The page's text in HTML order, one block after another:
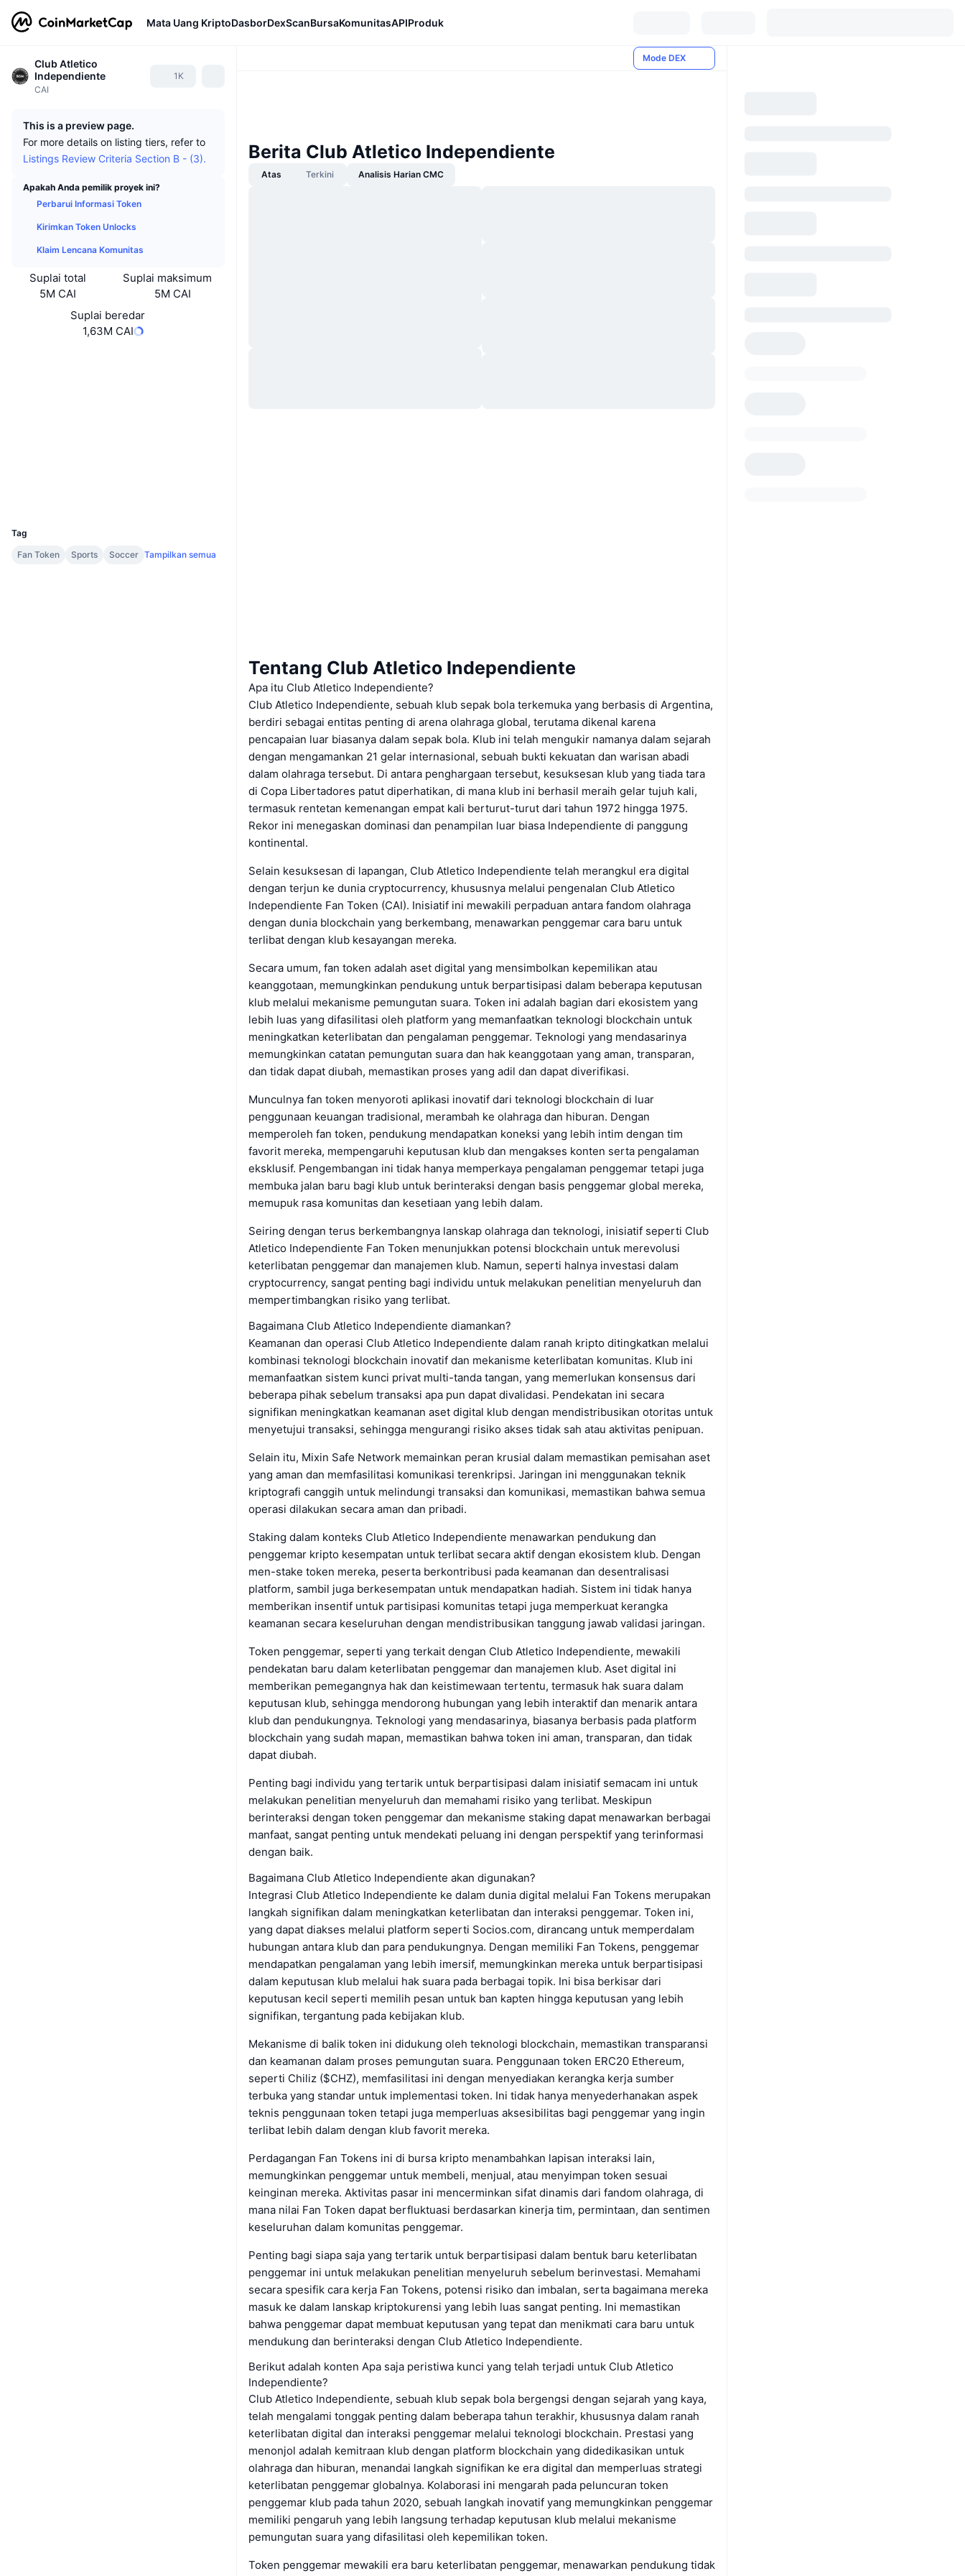
Mata Uang KriptoDasborDexScanBursaKomunitasAPIProduk
Club Atletico
Independiente
CAI
1K
This is a preview page.
For more details on listing tiers, refer to
Listings Review Criteria Section B - (3).
Apakah Anda pemilik proyek ini?
Perbarui Informasi Token
Kirimkan Token Unlocks
Klaim Lencana Komunitas
Suplai total
5M CAI
Suplai maksimum
5M CAI
Suplai beredar
1,63M CAI
Tag
Fan Token
Sports Soccer Tampilkan semua
Mode DEX
Berita Club Atletico Independiente
Atas Terkini Analisis Harian CMC
Tentang Club Atletico Independiente
Apa itu Club Atletico Independiente?
Club Atletico Independiente, sebuah klub sepak bola terkemuka yang berbasis di Argentina,
berdiri sebagai entitas penting di arena olahraga global, terutama dikenal karena
pencapaian luar biasanya dalam sepak bola. Klub ini telah mengukir namanya dalam sejarah
dengan mengamankan 21 gelar internasional, sebuah bukti kekuatan dan warisan abadi
dalam olahraga tersebut. Di antara penghargaan tersebut, kesuksesan klub yang tiada tara
di Copa Libertadores patut diperhatikan, di mana klub ini berhasil meraih gelar tujuh kali,
termasuk rentetan kemenangan empat kali berturut-turut dari tahun 1972 hingga 1975.
Rekor ini menegaskan dominasi dan penampilan luar biasa Independiente di panggung
kontinental.
Selain kesuksesan di lapangan, Club Atletico Independiente telah merangkul era digital
dengan terjun ke dunia cryptocurrency, khususnya melalui pengenalan Club Atletico
Independiente Fan Token (CAI). Inisiatif ini mewakili perpaduan antara fandom olahraga
dengan dunia blockchain yang berkembang, menawarkan penggemar cara baru untuk
terlibat dengan klub kesayangan mereka.
Secara umum, fan token adalah aset digital yang mensimbolkan kepemilikan atau
keanggotaan, memungkinkan pendukung untuk berpartisipasi dalam beberapa keputusan
klub melalui mekanisme pemungutan suara. Token ini adalah bagian dari ekosistem yang
lebih luas yang difasilitasi oleh platform yang memanfaatkan teknologi blockchain untuk
meningkatkan keterlibatan dan pengalaman penggemar. Teknologi yang mendasarinya
memungkinkan catatan pemungutan suara dan hak keanggotaan yang aman, transparan,
dan tidak dapat diubah, memastikan proses yang adil dan dapat diverifikasi.
Munculnya fan token menyoroti aplikasi inovatif dari teknologi blockchain di luar
penggunaan keuangan tradisional, merambah ke olahraga dan hiburan. Dengan
memperoleh fan token, pendukung mendapatkan koneksi yang lebih intim dengan tim
favorit mereka, mempengaruhi keputusan klub dan mengakses konten serta pengalaman
eksklusif. Pengembangan ini tidak hanya memperkaya pengalaman penggemar tetapi juga
membuka jalan baru bagi klub untuk berinteraksi dengan basis penggemar global mereka,
memupuk rasa komunitas dan kesetiaan yang lebih dalam.
Seiring dengan terus berkembangnya lanskap olahraga dan teknologi, inisiatif seperti Club
Atletico Independiente Fan Token menunjukkan potensi blockchain untuk merevolusi
keterlibatan penggemar dan manajemen klub. Namun, seperti halnya investasi dalam
cryptocurrency, sangat penting bagi individu untuk melakukan penelitian menyeluruh dan
mempertimbangkan risiko yang terlibat.
Bagaimana Club Atletico Independiente diamankan?
Keamanan dan operasi Club Atletico Independiente dalam ranah kripto ditingkatkan melalui
kombinasi teknologi blockchain inovatif dan mekanisme keterlibatan komunitas. Klub ini
memanfaatkan sistem kunci privat multi-tanda tangan, yang memerlukan konsensus dari
beberapa pihak sebelum transaksi apa pun dapat divalidasi. Pendekatan ini secara
signifikan meningkatkan keamanan aset digital klub dengan mendistribusikan otoritas untuk
menyetujui transaksi, sehingga mengurangi risiko akses tidak sah atau aktivitas penipuan.
Selain itu, Mixin Safe Network memainkan peran krusial dalam memastikan pemisahan aset
yang aman dan memfasilitasi komunikasi terenkripsi. Jaringan ini menggunakan teknik
kriptografi canggih untuk melindungi transaksi dan komunikasi, memastikan bahwa semua
operasi dilakukan secara aman dan pribadi.
Staking dalam konteks Club Atletico Independiente menawarkan pendukung dan
penggemar kripto kesempatan untuk terlibat secara aktif dengan ekosistem klub. Dengan
men-stake token mereka, peserta berkontribusi pada keamanan dan desentralisasi
platform, sambil juga berkesempatan untuk mendapatkan hadiah. Sistem ini tidak hanya
memberikan insentif untuk partisipasi komunitas tetapi juga memperkuat kerangka
keamanan secara keseluruhan dengan mendistribusikan tanggung jawab validasi jaringan.
Token penggemar, seperti yang terkait dengan Club Atletico Independiente, mewakili
pendekatan baru dalam keterlibatan penggemar dan manajemen klub. Aset digital ini
memberikan pemegangnya hak dan keistimewaan tertentu, termasuk hak suara dalam
keputusan klub, sehingga mendorong hubungan yang lebih interaktif dan menarik antara
klub dan pendukungnya. Teknologi yang mendasarinya, biasanya berbasis pada platform
blockchain yang sudah mapan, memastikan bahwa token ini aman, transparan, dan tidak
dapat diubah.
Penting bagi individu yang tertarik untuk berpartisipasi dalam inisiatif semacam ini untuk
melakukan penelitian menyeluruh dan memahami risiko yang terlibat. Meskipun
berinteraksi dengan token penggemar dan mekanisme staking dapat menawarkan berbagai
manfaat, sangat penting untuk mendekati peluang ini dengan perspektif yang terinformasi
dengan baik.
Bagaimana Club Atletico Independiente akan digunakan?
Integrasi Club Atletico Independiente ke dalam dunia digital melalui Fan Tokens merupakan
langkah signifikan dalam meningkatkan keterlibatan dan interaksi penggemar. Token ini,
yang dapat diakses melalui platform seperti Socios.com, dirancang untuk memperdalam
hubungan antara klub dan para pendukungnya. Dengan memiliki Fan Tokens, penggemar
mendapatkan pengalaman yang lebih imersif, memungkinkan mereka untuk berpartisipasi
dalam keputusan klub melalui hak suara pada berbagai topik. Ini bisa berkisar dari
keputusan kecil seperti memilih pesan untuk ban kapten hingga keputusan yang lebih
signifikan, tergantung pada kebijakan klub.
Mekanisme di balik token ini didukung oleh teknologi blockchain, memastikan transparansi
dan keamanan dalam proses pemungutan suara. Penggunaan token ERC20 Ethereum,
seperti Chiliz ($CHZ), memfasilitasi ini dengan menyediakan kerangka kerja sumber
terbuka yang standar untuk implementasi token. Ini tidak hanya menyederhanakan aspek
teknis penggunaan token tetapi juga memperluas aksesibilitas bagi penggemar yang ingin
terlibat lebih dalam dengan klub favorit mereka.
Perdagangan Fan Tokens ini di bursa kripto menambahkan lapisan interaksi lain,
memungkinkan penggemar untuk membeli, menjual, atau menyimpan token sesuai
keinginan mereka. Aktivitas pasar ini mencerminkan sifat dinamis dari fandom olahraga, di
mana nilai Fan Token dapat berfluktuasi berdasarkan kinerja tim, permintaan, dan sentimen
keseluruhan dalam komunitas penggemar.
Penting bagi siapa saja yang tertarik untuk berpartisipasi dalam bentuk baru keterlibatan
penggemar ini untuk melakukan penelitian menyeluruh sebelum berinvestasi. Memahami
secara spesifik cara kerja Fan Tokens, potensi risiko dan imbalan, serta bagaimana mereka
masuk ke dalam lanskap kriptokurensi yang lebih luas sangat penting. Ini memastikan
bahwa penggemar dapat membuat keputusan yang tepat dan menikmati cara baru untuk
mendukung dan berinteraksi dengan Club Atletico Independiente.
Berikut adalah konten Apa saja peristiwa kunci yang telah terjadi untuk Club Atletico
Independiente?
Club Atletico Independiente, sebuah klub sepak bola bergengsi dengan sejarah yang kaya,
telah mengalami tonggak penting dalam beberapa tahun terakhir, khususnya dalam ranah
keterlibatan digital dan interaksi penggemar melalui teknologi blockchain. Prestasi yang
menonjol adalah kemitraan klub dengan platform blockchain yang didedikasikan untuk
olahraga dan hiburan, menandai langkah signifikan ke era digital dan memperluas strategi
keterlibatan penggemar globalnya. Kolaborasi ini mengarah pada peluncuran token
penggemar klub pada tahun 2020, sebuah langkah inovatif yang memungkinkan penggemar
memiliki pengaruh yang lebih langsung terhadap keputusan klub melalui mekanisme
pemungutan suara yang difasilitasi oleh kepemilikan token.
Token penggemar mewakili era baru keterlibatan penggemar, menawarkan pendukung tidak